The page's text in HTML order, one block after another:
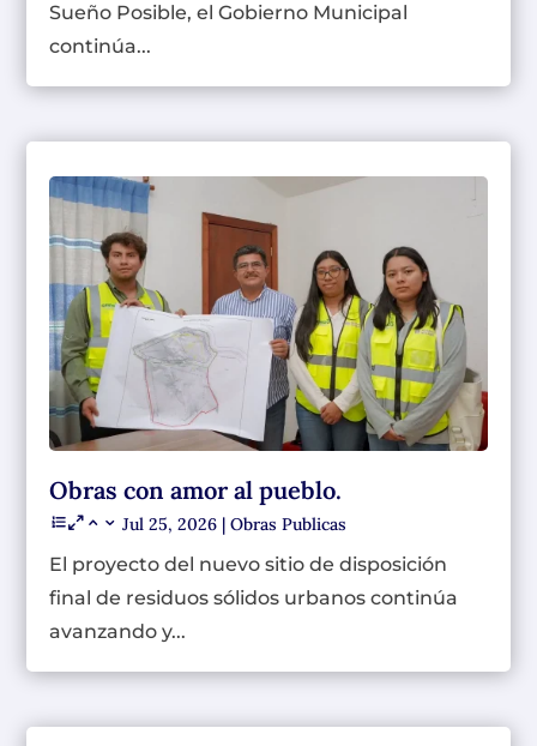
Sueño Posible, el Gobierno Municipal
continúa...
Obras con amor al pueblo.
Jul 25, 2026 |Obras Publicas
El proyecto del nuevo sitio de disposición
final de residuos sólidos urbanos continúa
avanzando y...